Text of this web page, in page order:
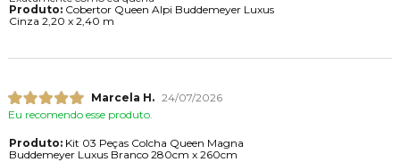
Produto:Cobertor Queen Alpi Buddemeyer Luxus
Cinza 2,20 x 2,40 m
Marcela H. 24/07/2026
Eu recomendo esse produto.
Produto:Kit 03 Peças Colcha Queen Magna
Buddemeyer Luxus Branco 280cm x 260cm